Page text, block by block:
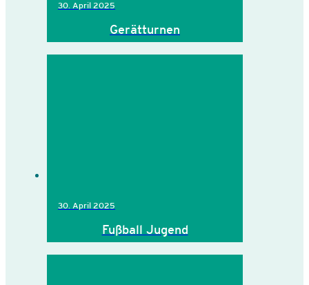
30. April 2025
Gerätturnen
30. April 2025
Fußball Jugend